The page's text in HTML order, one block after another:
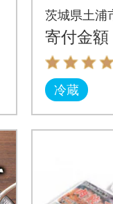
茨城県土浦
寄付金額
冷蔵